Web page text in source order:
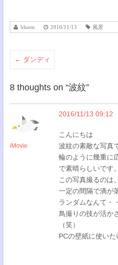
bluem 2016/11/13 風景
← ダンディ
8 thoughts on “波紋”
iMovie
2016/11/13 09:12
こんにちは
波紋の素敵な写真
輪のように幾重に
で素晴らしいです。
この写真撮るのは
一定の間隔で滴が
ランダムなんて・
鳥撮りの技が活か
（笑）
PCの壁紙に使いた